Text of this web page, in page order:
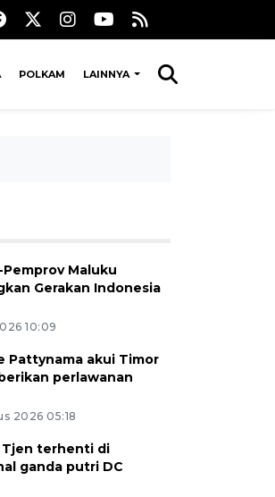
POLKAM LAINNYA
Pemprov Maluku
Gerakan Indonesia
10:09
Pattynama akui Timor
perlawanan
2026 05:18
Tjen terhenti di
ganda putri DC